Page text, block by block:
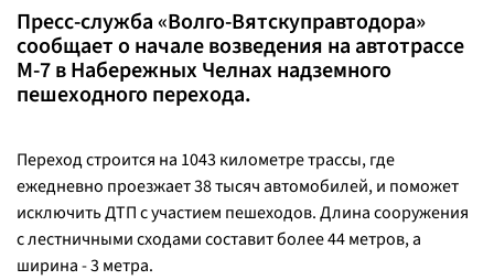
Пресс-служба «Волго-Вятскуправтодора»
сообщает о начале возведения на автотрассе
М-7 в Набережных Челнах надземного
пешеходного перехода.
Переход строится на 1043 километре трассы, где
ежедневно проезжает 38 тысяч автомобилей, и поможет
исключить ДТП с участием пешеходов. Длина сооружения
с лестничными сходами составит более 44 метров, а
ширина - 3 метра.